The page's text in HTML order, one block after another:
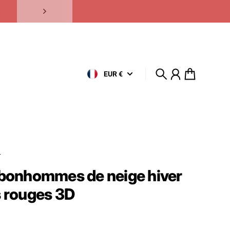
EUR €
Recherche
Compte
Panier
de neige hiver
3D